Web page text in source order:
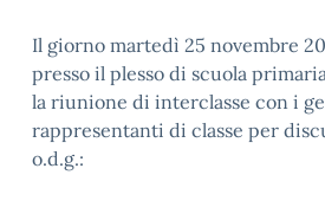
Il giorno martedì 25 novembre
presso il plesso di scuola
la riunione di interclasse con i
rappresentanti di classe per
o.d.g.: